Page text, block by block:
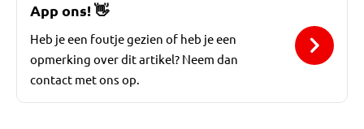
App ons!👋
Heb je een foutje gezien of heb je een
opmerking over dit artikel? Neem dan
contact met ons op.